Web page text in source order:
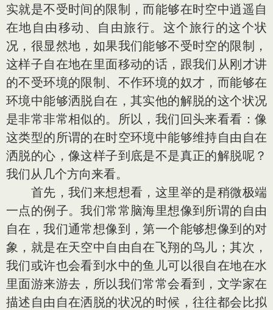
实就是不受时间的限制，而能够在时空中逍遥自
在地自由移动、自由旅行。这个旅行的这个状
况，很显然地，如果我们能够不受时空的限制，
这样子自在地在里面移动的话，跟我们从刚才讲
的不受环境的限制、不作环境的奴才，而能够在
环境中能够洒脱自在，其实他的解脱的这个状况
是非常非常相似的。所以，我们回头来看看：像
这类型的所谓的在时空环境中能够维持自由自在
洒脱的心，像这样子到底是不是真正的解脱呢？
我们从几个方向来看。
首先，我们来想想看，这里举的是稍微极端
一点的例子。我们常常脑海里想像到所谓的自由
自在，我们通常想像到，第一个能够想像到的对
象，就是在天空中自由自在飞翔的鸟儿；其次，
我们或许也会看到水中的鱼儿可以很自在地在水
里面游来游去，所以我们常常会看到，文学家在
描述自由自在洒脱的状况的时候，往往都会比拟